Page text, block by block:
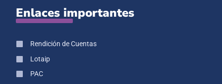
Enlaces importantes
Rendición de Cuentas
Lotaip
PAC